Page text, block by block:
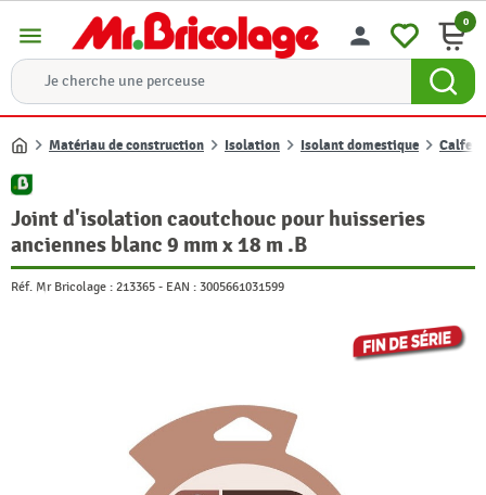
menu person 0
Accueil
Matériau de construction Isolation Isolant domestique
Joint d'isolation caoutchouc pour huisseries
anciennes blanc 9 mm x 18 m .B
Réf. Mr Bricolage : 213365 - EAN : 3005661031599